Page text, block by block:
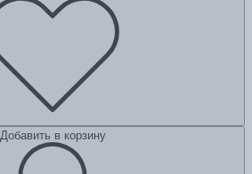
Добавить в корзину